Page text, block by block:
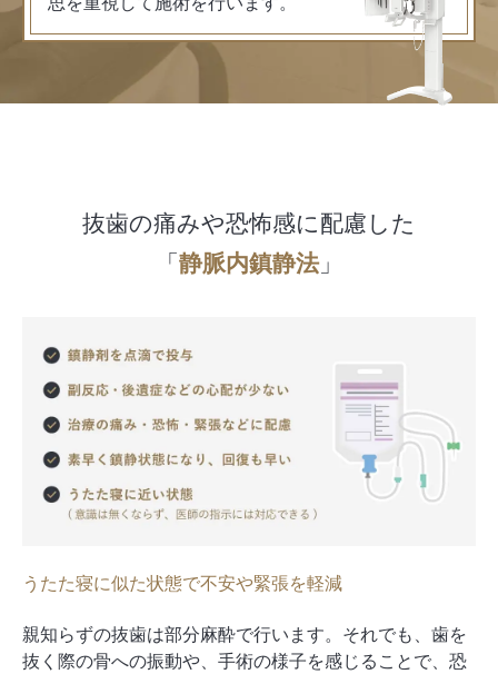
抜歯の痛みや恐怖感に配慮した
「 静脈内鎮静法」
うたた寝に似た状態で不安や緊張を軽減
親知らずの抜歯は部分麻酔で行います。それでも、歯を
抜く際の骨への振動や、手術の様子を感じることで、恐